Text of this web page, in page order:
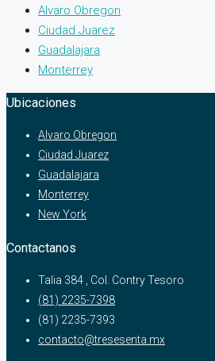
Alvaro Obregon
Ciudad Juarez
Guadalajara
Monterrey
Ubicaciones
Alvaro Obregon
Ciudad Juarez
Guadalajara
Monterrey
New York
Contactanos
Talia 384 , Col. Contry Tesoro
(81) 2235-7398
(81) 2235-7393
contacto@tresesenta.mx